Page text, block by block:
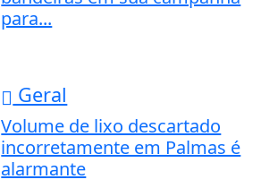
para...
Geral
Volume de lixo descartado
incorretamente em Palmas é
alarmante